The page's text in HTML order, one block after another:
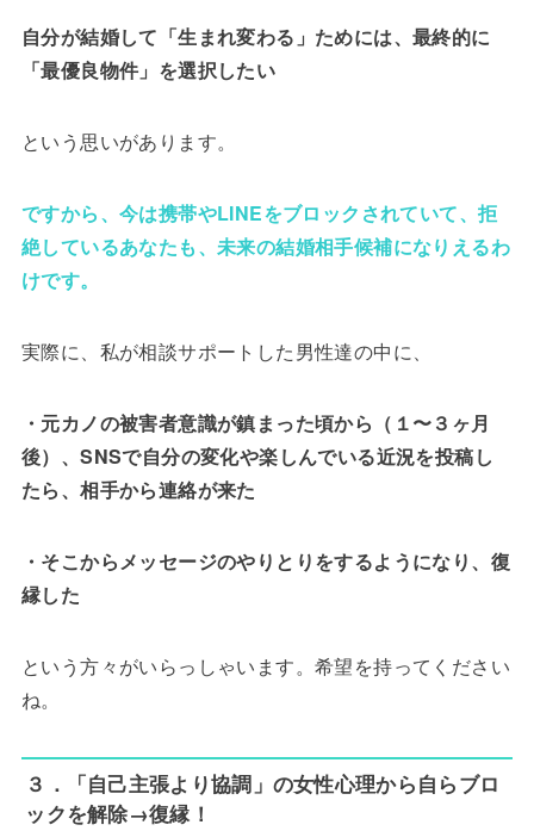
自分が結婚して「生まれ変わる」ためには、最終的に
「最優良物件」を選択したい
という思いがあります。
ですから、今は携帯やLINEをブロックされていて、拒
絶しているあなたも、未来の結婚相手候補になりえるわ
けです。
実際に、私が相談サポートした男性達の中に、
・元カノの被害者意識が鎮まった頃から（１〜３ヶ月
後）、SNSで自分の変化や楽しんでいる近況を投稿し
たら、相手から連絡が来た
・そこからメッセージのやりとりをするようになり、復
縁した
という方々がいらっしゃいます。希望を持ってください
ね。
３．「自己主張より協調」の女性心理から自らブロ
ックを解除→復縁！